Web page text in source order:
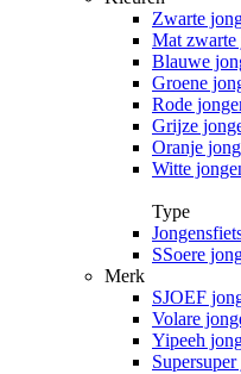
Zwarte
Mat zwarte
Blauwe
Groene
Rode
Grijze
Oranje
Witte
Type
SSoere
Merk
SJOEF
Volare
Yipeeh